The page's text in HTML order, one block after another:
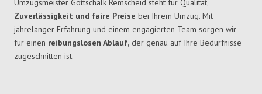
Umzugsmeister Gottschalk Remscheid steht für Qualität,
Zuverlässigkeit und faire Preise bei Ihrem Umzug. Mit
jahrelanger Erfahrung und einem engagierten Team sorgen wir
für einen reibungslosen Ablauf, der genau auf Ihre Bedürfnisse
zugeschnitten ist.